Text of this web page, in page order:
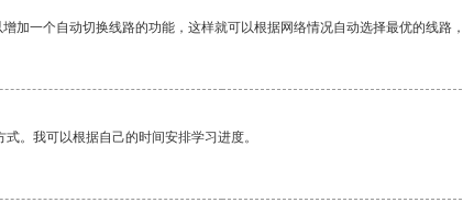
加一个自动切换线路的功能，这样就可以根据网络情况自动选择最优的线路
。我可以根据自己的时间安排学习进度。